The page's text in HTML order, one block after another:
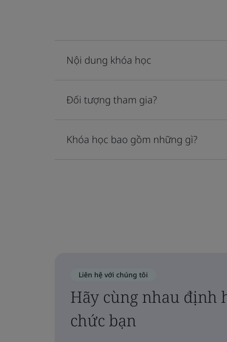
Nội dung khóa học
Đối tượng tham gia?
Khóa học bao gồm những gì?
Liên hệ với chúng tôi
Hãy cùng nhau định
chức bạn